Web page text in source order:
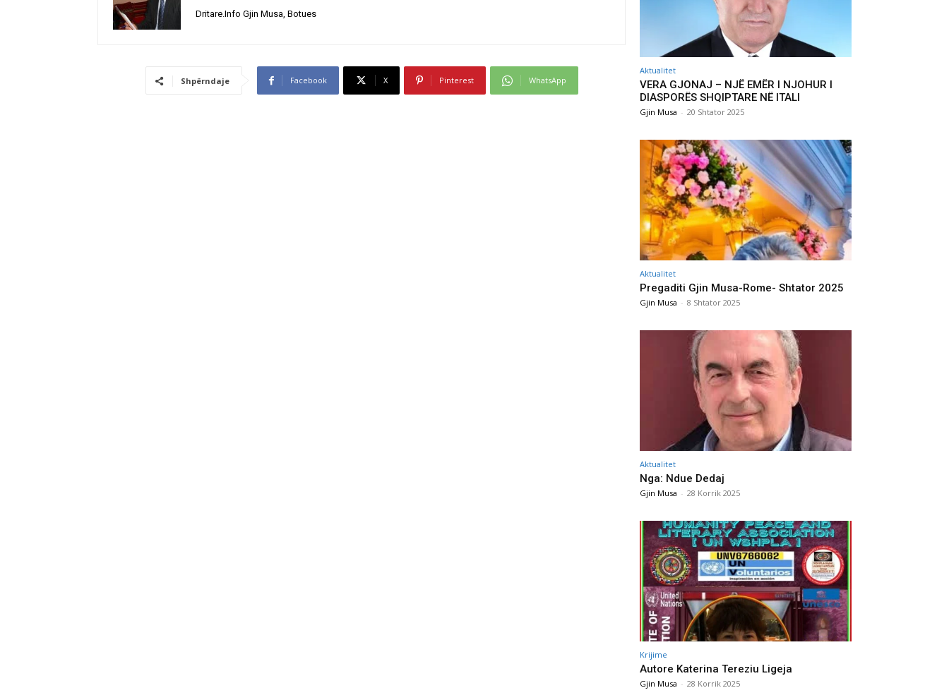
Dritare.Info Gjin Musa, Botues
Shpërndaje Facebook X Pinterest WhatsApp
Aktualitet
VERA GJONAJ – NJË EMËR I NJOHUR I
DIASPORËS SHQIPTARE NË ITALI
Gjin Musa - 20 Shtator 2025
Aktualitet
Pregaditi Gjin Musa-Rome- Shtator 2025
Gjin Musa - 8 Shtator 2025
Aktualitet
Nga: Ndue Dedaj
Gjin Musa - 28 Korrik 2025
Krijime
Autore Katerina Tereziu Ligeja
Gjin Musa - 28 Korrik 2025